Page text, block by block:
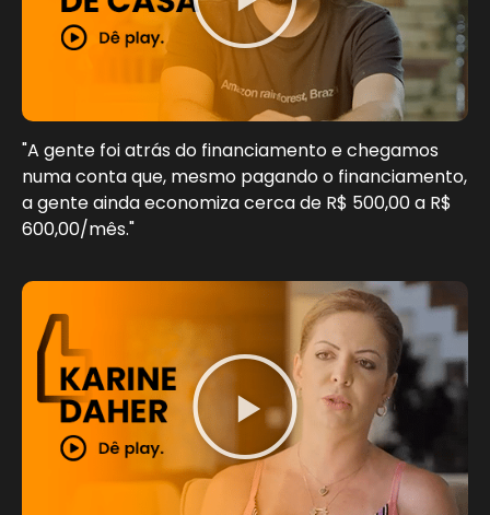
"A gente foi atrás do financiamento e chegamos
numa conta que, mesmo pagando o financiamento,
a gente ainda economiza cerca de R$ 500,00 a R$
600,00/mês."